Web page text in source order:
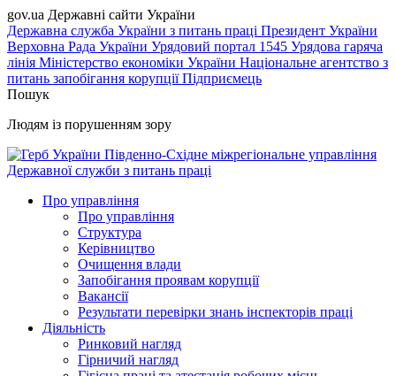
gov.ua Державні сайти України
Державна служба України з питань праці Президент України
Верховна Рада України Урядовий портал 1545 Урядова гаряча
лінія Міністерство економіки України Національне агентство з
питань запобігання корупціїПідприємець
Пошук
Людям із порушенням зору
Південно-Східне міжрегіональне управління
Державної служби з питань праці
Про управління
Про управління
Структура
Керівництво
Очищення влади
Запобігання проявам корупції
Вакансії
Результати перевірки знань інспекторів праці
Діяльність
Ринковий нагляд
Гірничий нагляд